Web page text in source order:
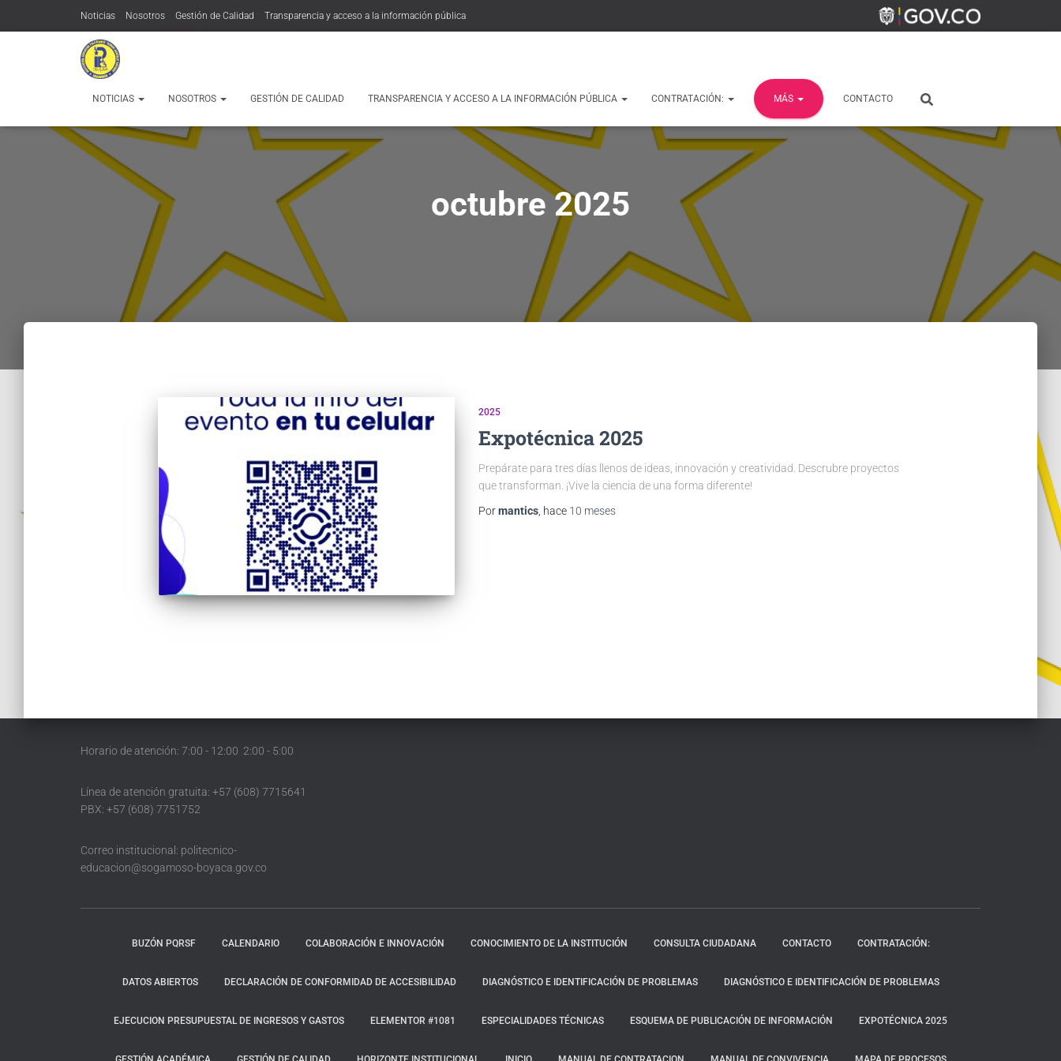
Noticias Nosotros Gestión de Calidad Transparencia y acceso a la información pública
Contratación:
NOTICIAS NOSOTROS GESTIÓN DE CALIDAD TRANSPARENCIA Y ACCESO A LA INFORMACIÓN PÚBLICA CONTRATACIÓN: MÁS CONTACTO
octubre 2025
2025
Expotécnica 2025
Prepárate para tres días llenos de ideas, innovación y creatividad. Descrubre proyectos
que transforman. ¡Vive la ciencia de una forma diferente!
Pormantics, hace 10 meses
Horario de atención: 7:00 - 12:00 2:00 - 5:00
Línea de atención gratuita: +57 (608) 7715641
PBX: +57 (608) 7751752
Correo institucional: politecnico-
educacion@sogamoso-boyaca.gov.co
BUZÓN PQRSF CALENDARIO COLABORACIÓN E INNOVACIÓN CONOCIMIENTO DE LA INSTITUCIÓN CONSULTA CIUDADANA CONTACTO CONTRATACIÓN:
DATOS ABIERTOS DECLARACIÓN DE CONFORMIDAD DE ACCESIBILIDAD DIAGNÓSTICO E IDENTIFICACIÓN DE PROBLEMAS DIAGNÓSTICO E IDENTIFICACIÓN DE PROBLEMAS
EJECUCION PRESUPUESTAL DE INGRESOS Y GASTOS ELEMENTOR #1081 ESPECIALIDADES TÉCNICAS ESQUEMA DE PUBLICACIÓN DE INFORMACIÓN EXPOTÉCNICA 2025